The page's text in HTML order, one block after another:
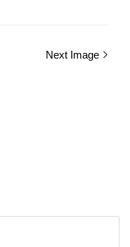
Next Image